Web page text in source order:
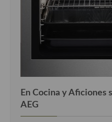
En Cocina y Aficiones
AEG